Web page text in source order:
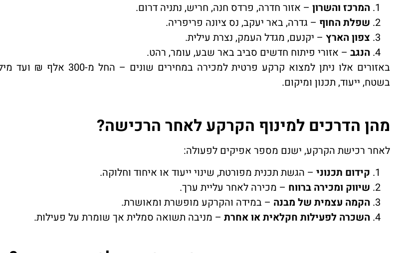
המרכז והשרון – אזור חדרה, פרדס חנה, חריש, נתניה דרום.
שפלת החוף – גדרה, באר יעקב, נס ציונה פריפריה.
צפון הארץ – יקנעם, מגדל העמק, נצרת עילית.
הנגב – אזורי פיתוח חדשים סביב באר שבע, עומר, רהט.
באזורים אלו ניתן למצוא קרקע פרטית למכירה
בשטח, ייעוד, תכנון ומיקום.
מהן הדרכים למינוף הקרקע לאחר הרכישה?
לאחר רכישת הקרקע, ישנם מספר אפיקים לפעולה:
קידום תכנוני – הגשת תכנית מפורטת, שינוי ייעוד או איחוד וחלוקה.
שיווק ומכירה ברווח – מכירה לאחר עליית ערך.
הקמה עצמית של מבנה – במידה והקרקע מופשרת ומאושרת.
השכרה לפעילות חקלאית או אחרת – מניבה תשואה סמלית אך שומרת על פעילות.